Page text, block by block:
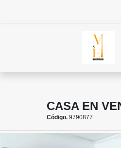
CASA EN
Código. 9790877